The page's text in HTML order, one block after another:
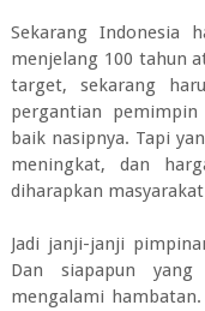
Sekarang Indonesia
menjelang 100 tahun
target, sekarang
pergantian
baik nasipnya. Tapi
meningkat, dan
diharapkan
Jadi janji-janji
Dan siapapun
mengalami